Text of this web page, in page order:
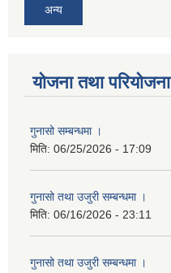
अन्य
योजना तथा परियोजना
गुनासो सम्बन्धमा ।
मिति: 06/25/2026 - 17:09
गुनासो तथा उजुरी सम्बन्धमा ।
मिति: 06/16/2026 - 23:11
गुनासो तथा उजुरी सम्बन्धमा ।